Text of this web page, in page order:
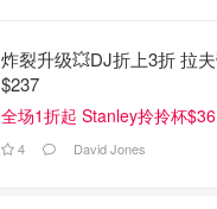
炸裂升级💥DJ折上3折 拉
$237
全场1折起 Stanley拎拎杯$36
4 David Jones